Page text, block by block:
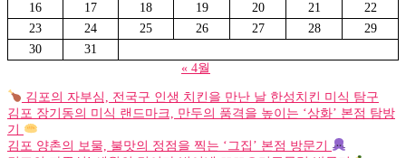
16
17 18 19 20 21
22
23
24 25 26 27 28
29
30
31
« 4월
김포의 자부심, 전국구 인생 치킨을 만난 날 한성치킨 미식 탐구
김포 장기동의 미식 랜드마크, 만두의 품격을 높이는 ‘상화’ 본점 탐방
기
김포 양촌의 보물, 불맛의 정점을 찍는 ‘그집’ 본점 방문기